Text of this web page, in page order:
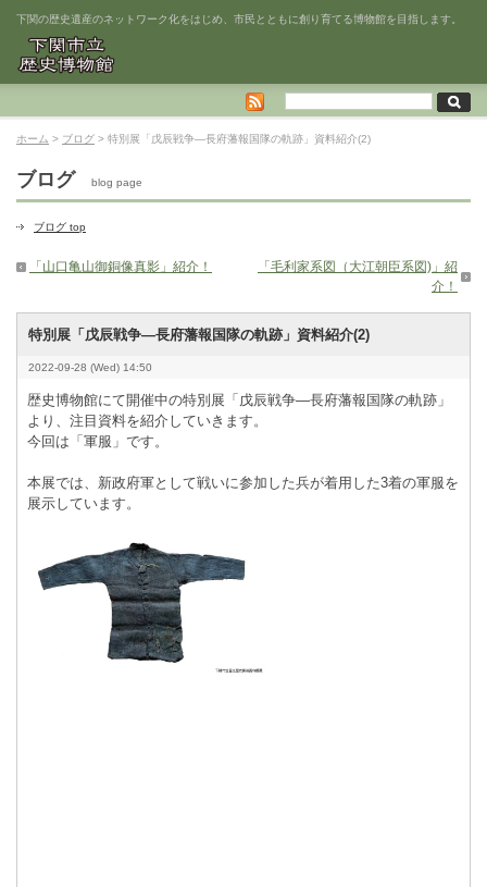
下関の歴史遺産のネットワーク化をはじめ、市民とともに創り育てる博物館を目指します。
ホーム > ブログ > 特別展「戊辰戦争―長府藩報国隊の軌跡」資料紹介(2)
ブログ blog page
ブログ top
「山口亀山御銅像真影」紹介！
「毛利家系図（大江朝臣系図)」紹
介！
特別展「戊辰戦争―長府藩報国隊の軌跡」資料紹介(2)
2022-09-28 (Wed) 14:50
歴史博物館にて開催中の特別展「戊辰戦争―長府藩報国隊の軌跡」
より、注目資料を紹介していきます。
今回は「軍服」です。
本展では、新政府軍として戦いに参加した兵が着用した3着の軍服を
展示しています。